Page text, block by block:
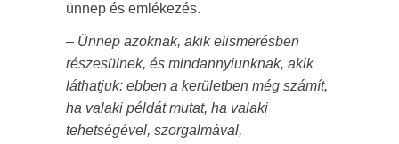
ünnep és emlékezés.
– Ünnep azoknak, akik elismerésben
részesülnek, és mindannyiunknak, akik
láthatjuk: ebben a kerületben még számít,
ha valaki példát mutat, ha valaki
tehetségével, szorgalmával,